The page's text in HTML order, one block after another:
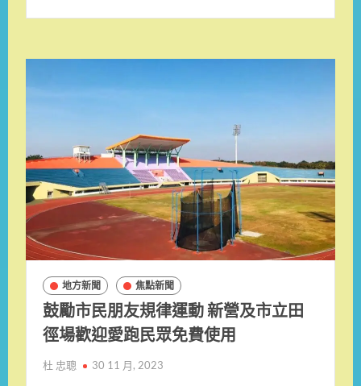
地方新聞 焦點新聞
鼓勵市民朋友規律運動 新營及市立田
徑場歡迎愛跑民眾免費使用
杜 忠聰 30 11 月, 2023